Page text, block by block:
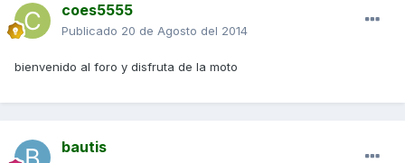
coes5555
Publicado 20 de Agosto del 2014
bienvenido al foro y disfruta de la moto
bautis